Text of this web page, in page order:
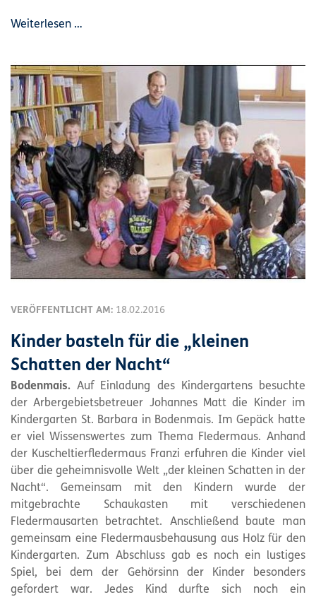
Weiterlesen …
VERÖFFENTLICHT AM: 18.02.2016
Kinder basteln für die „kleinen
Schatten der Nacht“
Bodenmais. Auf Einladung des Kindergartens besuchte
der Arbergebietsbetreuer Johannes Matt die Kinder im
Kindergarten St. Barbara in Bodenmais. Im Gepäck hatte
er viel Wissenswertes zum Thema Fledermaus. Anhand
der Kuscheltierfledermaus Franzi erfuhren die Kinder viel
über die geheimnisvolle Welt „der kleinen Schatten in der
Nacht“. Gemeinsam mit den Kindern wurde der
mitgebrachte Schaukasten mit verschiedenen
Fledermausarten betrachtet. Anschließend baute man
gemeinsam eine Fledermausbehausung aus Holz für den
Kindergarten. Zum Abschluss gab es noch ein lustiges
Spiel, bei dem der Gehörsinn der Kinder besonders
gefordert war. Jedes Kind durfte sich noch ein